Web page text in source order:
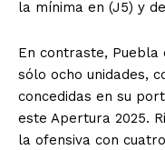
la mínima en (J5) y
En contraste,
sólo ocho unidades,
concedidas en su
este Apertura 2025.
la ofensiva con